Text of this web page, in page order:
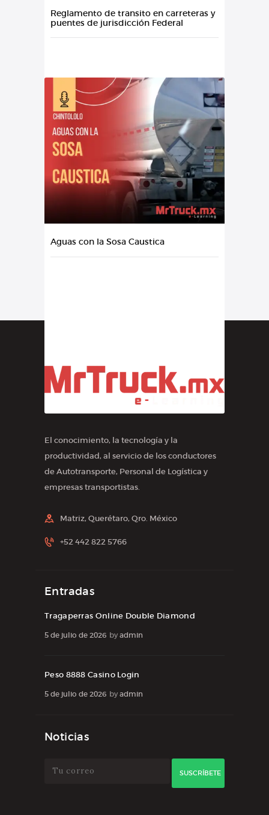
Reglamento de transito en carreteras y
puentes de jurisdicción Federal
Aguas con la Sosa Caustica
El conocimiento, la tecnología y la
productividad, al servicio de los conductores
de Autotransporte, Personal de Logística y
empresas transportistas.
Matriz, Querétaro, Qro. México
+52 442 822 5766
Entradas
Tragaperras Online Double Diamond
5 de julio de 2026 byadmin
Peso 8888 Casino Login
5 de julio de 2026 byadmin
Noticias